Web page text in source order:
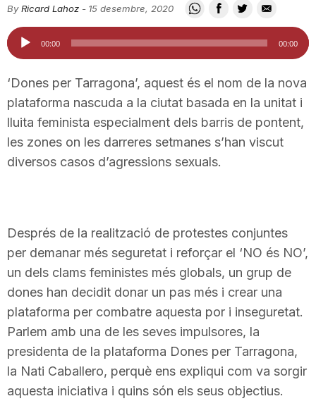
i
t
a
d
e
a
By Ricard Lahoz - 15 desembre, 2020
Reproductor
d'àudio
00:00 00:00
‘Dones per Tarragona’, aquest és el nom de la nova
plataforma nascuda a la ciutat basada en la unitat i
lluita feminista especialment dels barris de pontent,
les zones on les darreres setmanes s’han viscut
diversos casos d’agressions sexuals.
Després de la realització de protestes conjuntes
per demanar més seguretat i reforçar el ‘NO és NO’,
un dels clams feministes més globals, un grup de
dones han decidit donar un pas més i crear una
plataforma per combatre aquesta por i inseguretat.
Parlem amb una de les seves impulsores, la
presidenta de la plataforma Dones per Tarragona,
la Nati Caballero, perquè ens expliqui com va sorgir
aquesta iniciativa i quins són els seus objectius.